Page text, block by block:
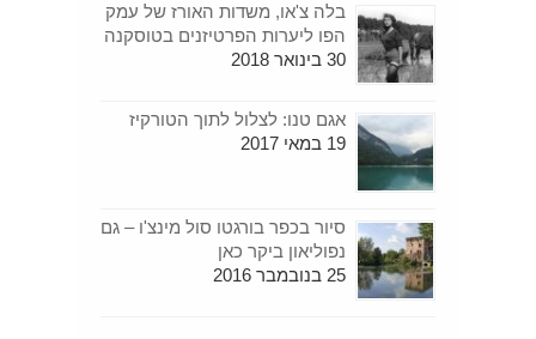
בלה צ'או, משדות האורז של עמק
הפו ליערות הפרטיזנים בטוסקנה
30 בינואר 2018
אגם טנו: לצלול לתוך הטורקיז
19 במאי 2017
סיור בכפר בורגטו סול מינצ'ו – גם
נפוליאון ביקר כאן
25 בנובמבר 2016